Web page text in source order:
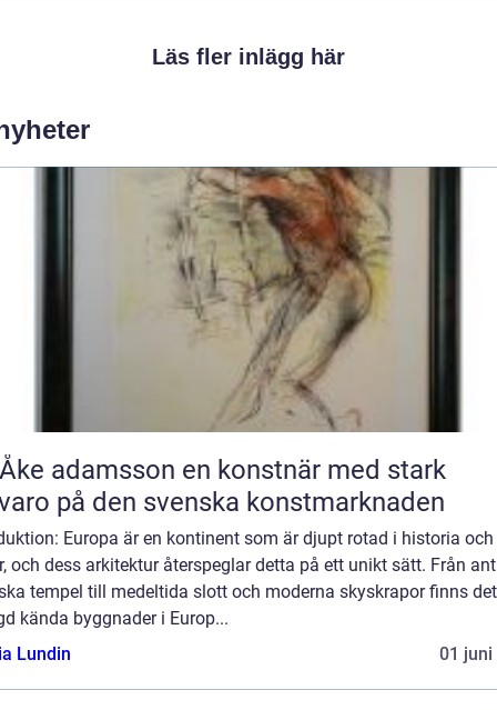
Läs fler inlägg här
en konstnär med stark
på den svenska konstmarknaden
Europa är en kontinent som är djupt rotad i historia och
och dess arkitektur återspeglar detta på ett unikt sätt. Från
tempel till medeltida slott och moderna skyskrapor finns
kända byggnader i Europ...
Lundin
01 juni